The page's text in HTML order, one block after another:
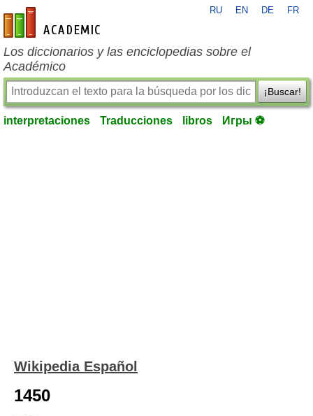
es-academic.com
RU EN DE FR
Los diccionarios y las enciclopedias sobre el
Académico
¡Buscar!
interpretaciones Traducciones libros Игры ⚽
Wikipedia Español
1450